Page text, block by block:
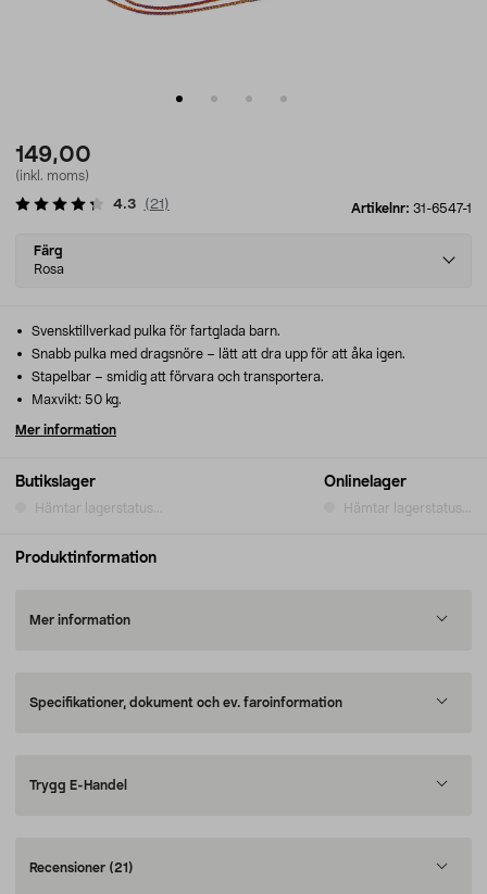
149,00
(inkl. moms)
Artikelnr: 31-6547-1
4.3 ( 21 )
Select
variant
Färg
Rosa
Butikslager
Hämtar lagerstatus...
Onlinelager
Hämtar lagerstatus...
Svensktillverkad pulka för fartglada barn.
Snabb pulka med dragsnöre – lätt att dra upp för att åka igen.
Stapelbar – smidig att förvara och transportera.
Maxvikt: 50 kg.
Mer information
Produktinformation
Mer information
Specifikationer, dokument och ev. faroinformation
Trygg E-Handel
Recensioner (21)